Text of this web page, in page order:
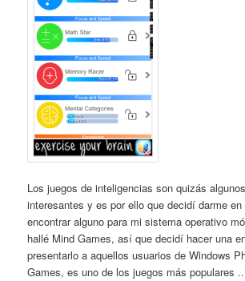
Los juegos de inteligencias son quizás
interesantes y es por ello que decidí darme
encontrar alguno para mi sistema operativo
hallé Mind Games, así que decidí hacer una
presentarlo a aquellos usuarios de Windows
Games, es uno de los juegos más populares